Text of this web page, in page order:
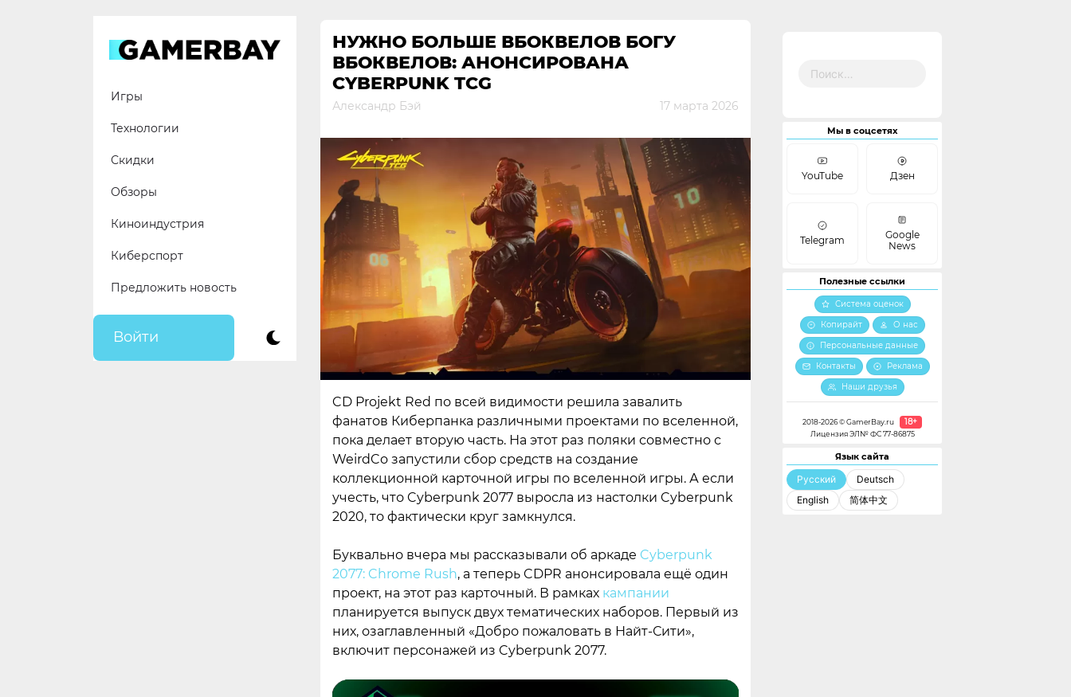
Игры
Технологии
Скидки
Обзоры
Киноиндустрия
Киберспорт
Предложить новость
Войти
НУЖНО БОЛЬШЕ ВБОКВЕЛОВ БОГУ
ВБОКВЕЛОВ: АНОНСИРОВАНА
CYBERPUNK TCG
Александр Бэй 17 марта 2026
CD Projekt Red по всей видимости решила завалить
фанатов Киберпанка различными проектами по вселенной,
пока делает вторую часть. На этот раз поляки совместно с
WeirdCo запустили сбор средств на создание
коллекционной карточной игры по вселенной игры. А если
учесть, что Cyberpunk 2077 выросла из настолки Cyberpunk
2020, то фактически круг замкнулся.
Буквально вчера мы рассказывали об аркаде Cyberpunk
2077: Chrome Rush, а теперь CDPR анонсировала ещё один
проект, на этот раз карточный. В рамках кампании
планируется выпуск двух тематических наборов. Первый из
них, озаглавленный «Добро пожаловать в Найт-Сити»,
включит персонажей из Cyberpunk 2077.
Мы в соцсетях
YouTube Дзен
Telegram
Google
News
Полезные ссылки
Система оценок
Копирайт
О нас
Персональные данные
Контакты
Реклама
Наши друзья
2018-2026 © GamerBay.ru 18+
Лицензия ЭЛ№ ФС 77-86875
Язык сайта
Русский
Deutsch
English
简体中文